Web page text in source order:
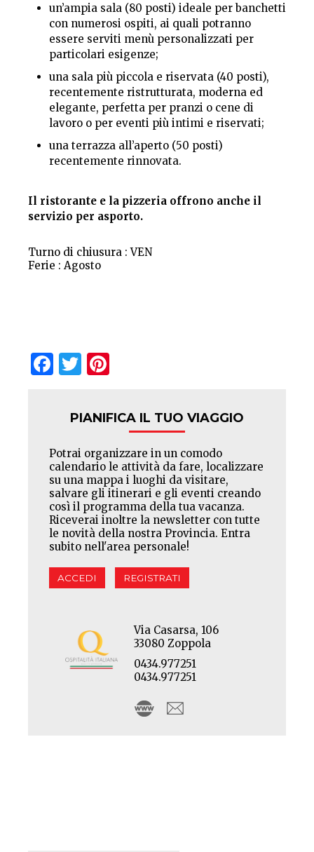
un’ampia sala (80 posti) ideale per banchetti
con numerosi ospiti, ai quali potranno
essere serviti menù personalizzati per
particolari esigenze;
una sala più piccola e riservata (40 posti),
recentemente ristrutturata, moderna ed
elegante, perfetta per pranzi o cene di
lavoro o per eventi più intimi e riservati;
una terrazza all’aperto (50 posti)
recentemente rinnovata.
Il ristorante e la pizzeria offrono anche il
servizio per asporto.
Turno di chiusura : VEN
Ferie : Agosto
Facebook
Twitter
PIANIFICA IL TUO VIAGGIO
Potrai organizzare in un comodo
calendario le attività da fare, localizzare
su una mappa i luoghi da visitare,
salvare gli itinerari e gli eventi creando
così il programma della tua vacanza.
Riceverai inoltre la newsletter con tutte
le novità della nostra Provincia. Entra
subito nell'area personale!
ACCEDI REGISTRATI
Via Casarsa, 106
33080 Zoppola
0434.977251
0434.977251